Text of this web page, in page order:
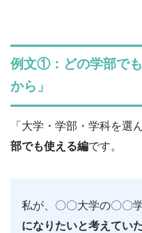
例文①：どの学部で
から」
「大学・学部・学科を選
部でも使える編です。
私が、〇〇大学の〇〇
になりたいと考えてい